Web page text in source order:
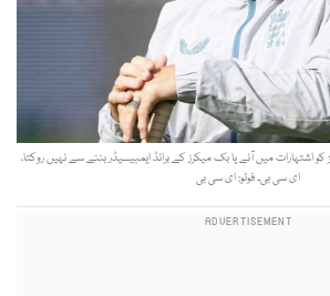
اشتہارات میں آنے یا بک میکرز کے برانڈ ایمبیسیڈر بننے سے نہیں روکتا،
ای سی بی۔ فوٹو: ای سی بی